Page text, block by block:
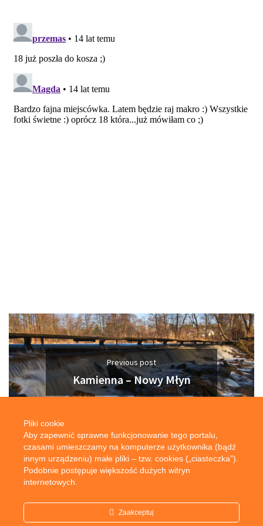
Previous post
Kamienna – Nowy Młyn
O świcie nad Kamienną…
Pliki cookie
Aby zapewnić sprawne funkcjonowanie tego portalu,
czasami umieszczamy na komputerze użytkownika (bądź
innym urządzeniu) małe pliki – tzw. cookies („ciasteczka”).
Podobnie postępuje większość dużych witryn
internetowych.
Zaakceptuj